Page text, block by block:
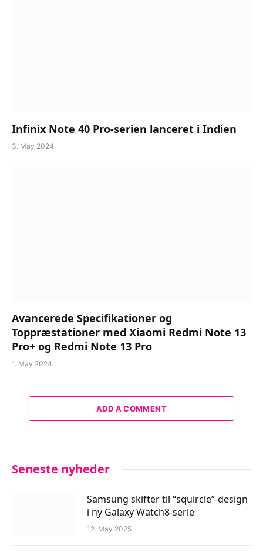
Infinix Note 40 Pro-serien lanceret i Indien
3. May 2024
Avancerede Specifikationer og
Toppræstationer med Xiaomi Redmi Note 13
Pro+ og Redmi Note 13 Pro
1. May 2024
ADD A COMMENT
Seneste nyheder
Samsung skifter til “squircle”-design
i ny Galaxy Watch8-serie
12. May 2025